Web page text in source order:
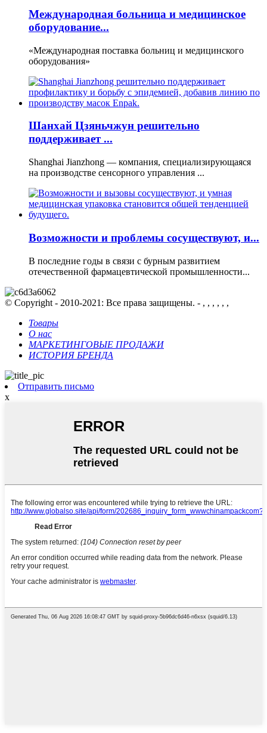
Международная больница и медицинское
оборудование...
«Международная поставка больниц и медицинского
оборудования»
Шанхай Цзяньчжун решительно
поддерживает ...
Shanghai Jianzhong — компания, специализирующаяся
на производстве сенсорного управления ...
Возможности и проблемы сосуществуют, и...
В последние годы в связи с бурным развитием
отечественной фармацевтической промышленности...
© Copyright - 2010-2021: Все права защищены. - , , , , , ,
Товары
О нас
МАРКЕТИНГОВЫЕ ПРОДАЖИ
ИСТОРИЯ БРЕНДА
Отправить письмо
x